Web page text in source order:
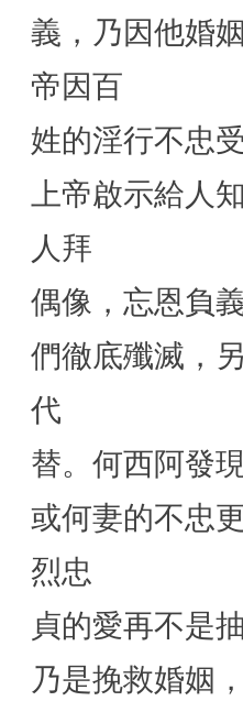
義，乃因他婚
帝因百
姓的淫行不忠
上帝啟示給人
人拜
偶像，忘恩負
們徹底殲滅，
代
替。何西阿發
或何妻的不忠
烈忠
貞的愛再不是
乃是挽救婚姻